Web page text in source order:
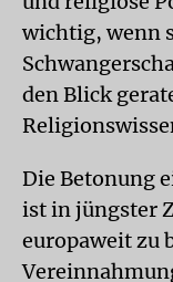
wichtig, wenn
den Blick
Die Betonung
ist in jüngster
europaweit zu